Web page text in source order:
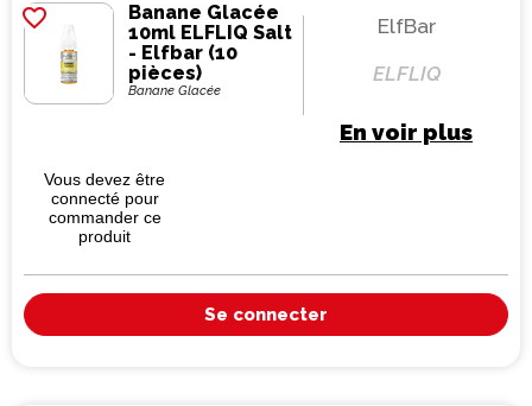
favorite_border
Banane Glacée
10ml ELFLIQ Salt
- Elfbar (10
pièces)
Banane Glacée
ElfBar
ELFLIQ
En voir plus
Vous devez être
connecté pour
commander ce
produit
Se connecter